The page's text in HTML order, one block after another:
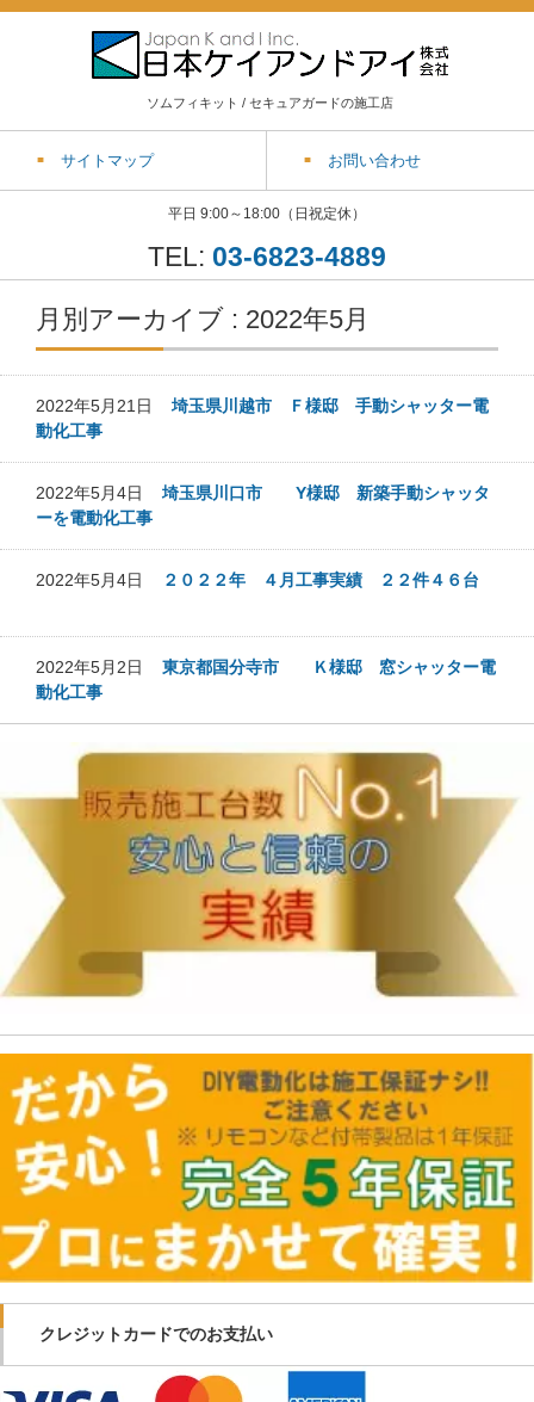
ソムフィキット / セキュアガードの施工店
サイトマップ お問い合わせ
平日 9:00～18:00（日祝定休）
TEL: 03-6823-4889
月別アーカイブ : 2022年5月
2022年5月21日 埼玉県川越市 Ｆ様邸 手動シャッター電
動化工事
2022年5月4日 埼玉県川口市 Y様邸 新築手動シャッタ
ーを電動化工事
2022年5月4日 ２０２２年 ４月工事実績 ２２件４６台
2022年5月2日 東京都国分寺市 Ｋ様邸 窓シャッター電
動化工事
クレジットカードでのお支払い